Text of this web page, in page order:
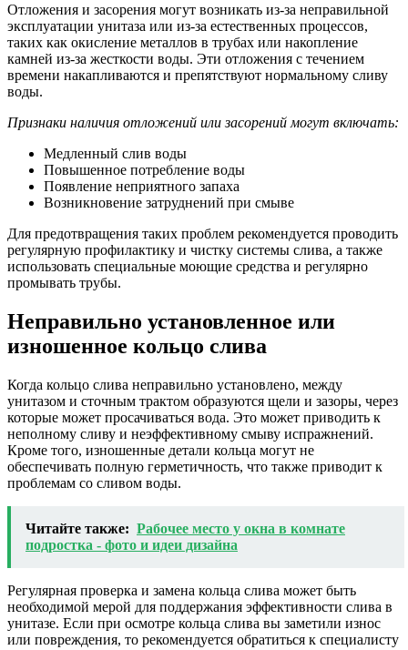
Отложения и засорения могут возникать из-за неправильной
эксплуатации унитаза или из-за естественных процессов,
таких как окисление металлов в трубах или накопление
камней из-за жесткости воды. Эти отложения с течением
времени накапливаются и препятствуют нормальному сливу
воды.
Признаки наличия отложений или засорений могут включать:
Медленный слив воды
Повышенное потребление воды
Появление неприятного запаха
Возникновение затруднений при смыве
Для предотвращения таких проблем рекомендуется проводить
регулярную профилактику и чистку системы слива, а также
использовать специальные моющие средства и регулярно
промывать трубы.
Неправильно установленное или
изношенное кольцо слива
Когда кольцо слива неправильно установлено, между
унитазом и сточным трактом образуются щели и зазоры, через
которые может просачиваться вода. Это может приводить к
неполному сливу и неэффективному смыву испражнений.
Кроме того, изношенные детали кольца могут не
обеспечивать полную герметичность, что также приводит к
проблемам со сливом воды.
Читайте также: Рабочее место у окна в комнате
подростка - фото и идеи дизайна
Регулярная проверка и замена кольца слива может быть
необходимой мерой для поддержания эффективности слива в
унитазе. Если при осмотре кольца слива вы заметили износ
или повреждения, то рекомендуется обратиться к специалисту